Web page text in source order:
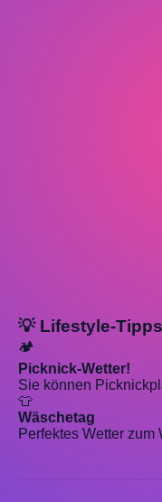
💡 Lifestyle-Tipps
🏕️
Picknick-Wetter!
Sie können
👕
Wäschetag
Perfektes Wetter zum